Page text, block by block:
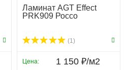
Ламинат AGT Effect
PRK909 Россо
(1)
Цена: 1 150 ₽/м2